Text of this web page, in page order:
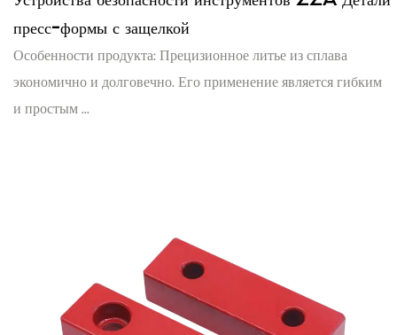
пресс-формы с защелкой
Особенности продукта: Прецизионное литье из сплава
экономично и долговечно. Его применение является гибким
и простым ...